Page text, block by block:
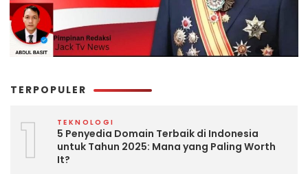
TERPOPULER
1 TEKNOLOGI
5 Penyedia Domain Terbaik di Indonesia
untuk Tahun 2025: Mana yang Paling Worth
It?